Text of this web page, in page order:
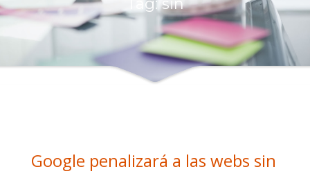
Intranet administración
Intranet comerciales
Intranet Diseñadores
Política de privacidad
Tag: sin
Google penalizará a las webs sin